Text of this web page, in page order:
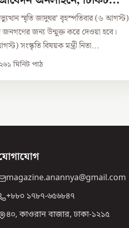
স্মৃতি জাদুঘর’ বৃহস্পতিবার (৬ আগস্ট)
জনগণের জন্য উন্মুক্ত করে দেওয়া হবে।
সংস্কৃতি বিষয়ক মন্ত্রী নিতা...
১ মিনিট পাঠ
magazine.anannya@gmail.com
+৮৮০ ১৭৮৭-৬৫৬৮৪৭
৪০, কাওরান বাজার, ঢাকা-১২১৫